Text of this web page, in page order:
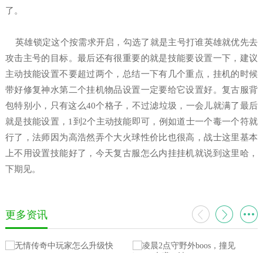
了。
英雄锁定这个按需求开启，勾选了就是主号打谁英雄就优先去
攻击主号的目标。最后还有很重要的就是技能要设置一下，建议
主动技能设置不要超过两个，总结一下有几个重点，挂机的时候
带好修复神水第二个挂机物品设置一定要给它设置好。复古服背
包特别小，只有这么40个格子，不过滤垃圾，一会儿就满了最后
就是技能设置，1到2个主动技能即可，例如道士一个毒一个符就
行了，法师因为高浩然弄个大火球性价比也很高，战士这里基本
上不用设置技能好了，今天复古服怎么内挂挂机就说到这里哈，
下期见。
更多资讯